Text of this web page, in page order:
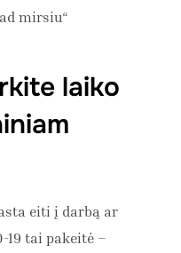
mirsiu“
laiko
eiti į darbą ar
19 tai pakeitė –